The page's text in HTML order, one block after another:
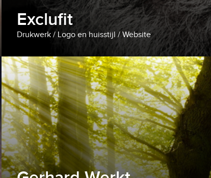
Exclufit
Drukwerk / Logo en huisstijl / Website